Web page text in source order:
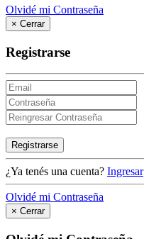
Olvidé mi Contraseña
× Cerrar
Registrarse
Registrarse
¿Ya tenés una cuenta? Ingresar
Olvidé mi Contraseña
× Cerrar